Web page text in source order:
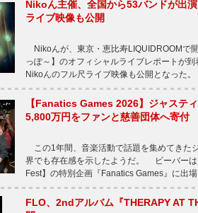
Nikoん主催、全国から53バンドが出
ライブ映像も公開
Nikoんが、東京・恵比寿LIQUIDROOMで
っぽ～】のオフィシャルライブレポートが
Nikoんのフル尺ライブ映像も公開となっ
【Fanatics Games 2026】ジャステ
5,800万円をファンと慈善団体へ寄付
この1年間、音楽活動で話題を集めてきた
界でも存在感を示したようだ。 ビーバー
Fest】の特別企画『Fanatics Games』に出
FLO、2ndアルバム『THERAPY AT